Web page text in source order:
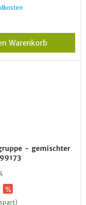
Warenkorb
- gemischter